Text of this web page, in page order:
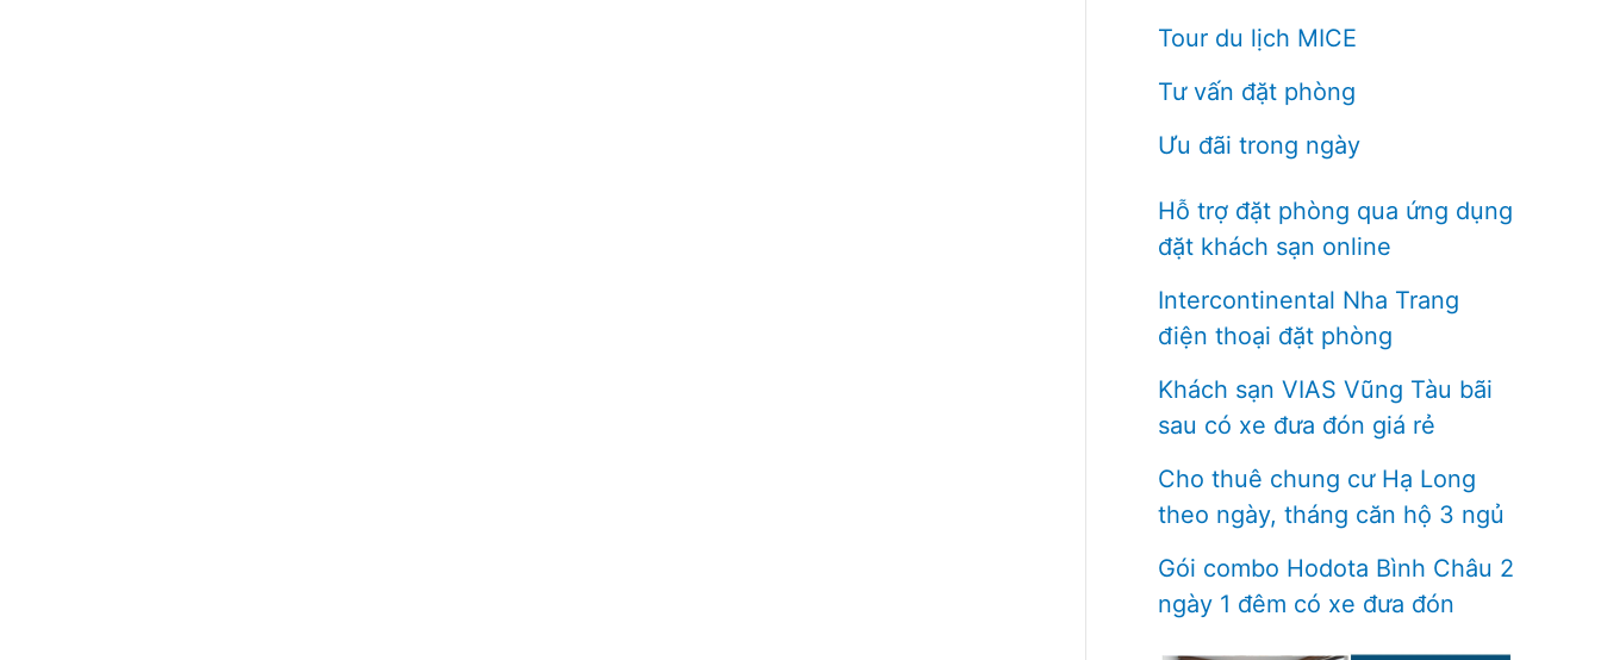
Tour du lịch MICE
Tư vấn đặt phòng
Ưu đãi trong ngày
Hỗ trợ đặt phòng qua ứng dụng
đặt khách sạn online
Intercontinental Nha Trang
điện thoại đặt phòng
Khách sạn VIAS Vũng Tàu bãi
sau có xe đưa đón giá rẻ
Cho thuê chung cư Hạ Long
theo ngày, tháng căn hộ 3 ngủ
Gói combo Hodota Bình Châu 2
ngày 1 đêm có xe đưa đón